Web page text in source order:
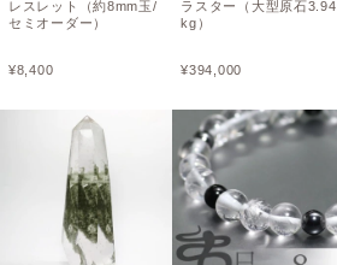
レスレット（約8mm玉/
セミオーダー）
¥8,400
ラスター（大型原石3.94
kg）
¥394,000